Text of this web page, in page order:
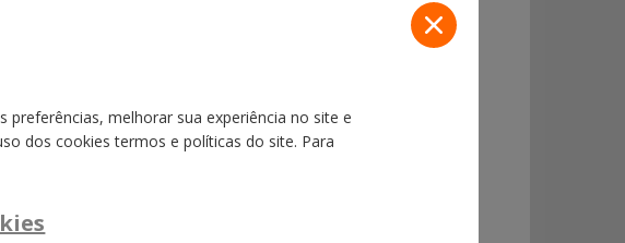
Lei enviado pelo Governo ao Congresso Nacional, a respeito da
melhorar sua experiência no site e
dos cookies termos e políticas do site. Para